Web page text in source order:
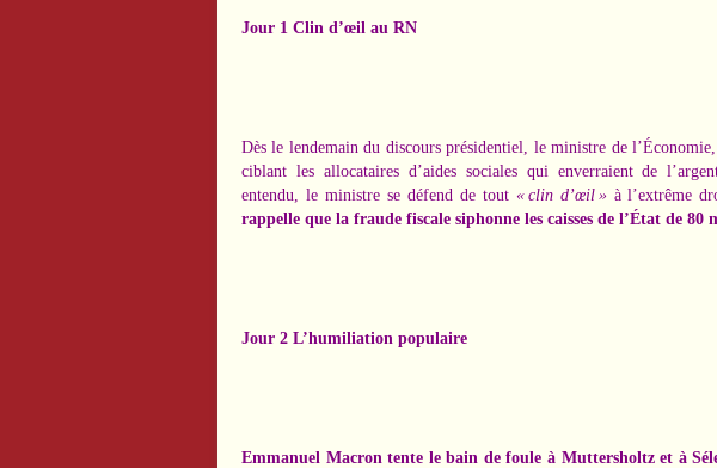
Jour 1 Clin d’œil au RN
Dès le lendemain du discours présidentiel, le ministre de
ciblant les allocataires d’aides sociales qui enverraient de
entendu, le ministre se défend de tout « clin d’œil »à l’extrême
rappelle que la fraude fiscale siphonne les caisses de l’État de 80
Jour 2 L’humiliation populaire
Emmanuel Macron tente le bain de foule à Muttersholtz et à